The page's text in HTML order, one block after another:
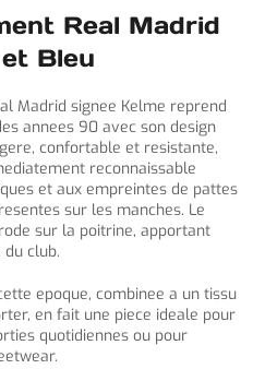
Real Madrid
Bleu
Madrid signee Kelme reprend
annees 90 avec son design
confortable et resistante,
reconnaissable
et aux empreintes de pattes
sur les manches. Le
sur la poitrine, apportant
club.
epoque, combinee a un tissu
en fait une piece ideale pour
quotidiennes ou pour